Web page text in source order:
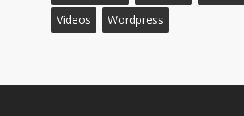
Videos
Wordpress